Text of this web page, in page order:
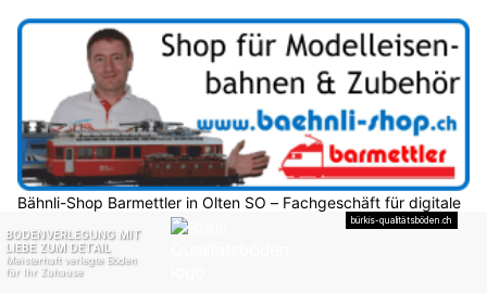
Bähnli-Shop Barmettler in Olten SO – Fachgeschäft für digitale